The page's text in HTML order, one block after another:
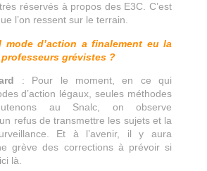
réservés à propos des E3C. C’est
l’on ressent sur le terrain.
mode d’action a finalement eu la
grévistes ?
: Pour le moment, en ce qui
d’action légaux, seules méthodes
au Snalc, on observe
refus de transmettre les sujets et la
Et à l’avenir, il y aura
grève des corrections à prévoir si
là.